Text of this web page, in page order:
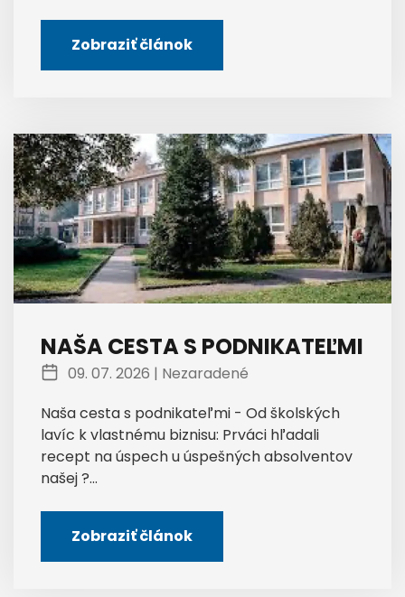
Zobraziť článok
NAŠA CESTA S PODNIKATEĽMI
09. 07. 2026 | Nezaradené
Naša cesta s podnikateľmi - Od školských
lavíc k vlastnému biznisu: Prváci hľadali
recept na úspech u úspešných absolventov
našej ?...
Zobraziť článok